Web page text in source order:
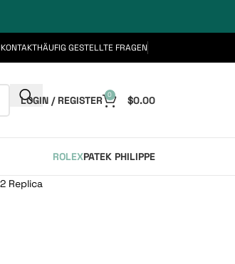
KONTAKTHÄUFIG GESTELLTE FRAGEN
LOGIN / REGISTER 0 $0.00
ROLEXPATEK PHILIPPE
Replica